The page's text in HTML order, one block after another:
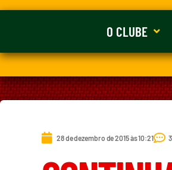
O CLUBE
28 de dezembro de 2015 às 10:21